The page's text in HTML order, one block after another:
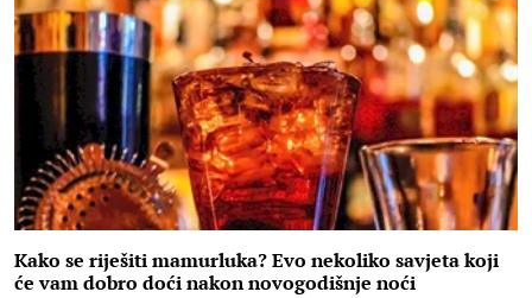
Kako se riješiti mamurluka? Evo nekoliko savjeta koji
će vam dobro doći nakon novogodišnje noći